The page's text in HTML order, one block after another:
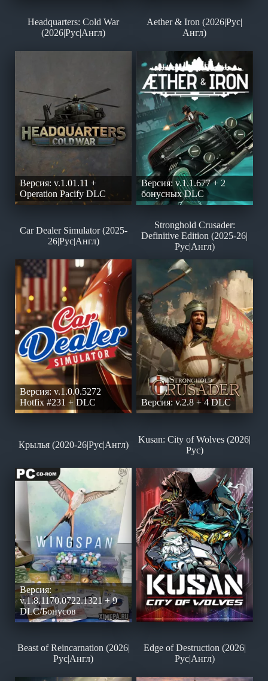
Headquarters: Cold War
(2026|Рус|Англ)
Версия: v.1.01.11 +
Operation Pacify DLC
Aether & Iron (2026|Рус|
Англ)
Версия: v.1.1.677 + 2
бонусных DLC
Car Dealer Simulator (2025-
26|Рус|Англ)
Версия: v.1.0.0.5272
Hotfix #231 + DLC
Stronghold Crusader:
Definitive Edition (2025-26|
Рус|Англ)
Версия: v.2.8 + 4 DLC
Крылья (2020-26|Рус|Англ)
Версия:
v.1.8.1170.0722.1321 + 9
DLC/Бонусов
Kusan: City of Wolves (2026|
Рус)
Beast of Reincarnation (2026|
Рус|Англ)
Edge of Destruction (2026|
Рус|Англ)